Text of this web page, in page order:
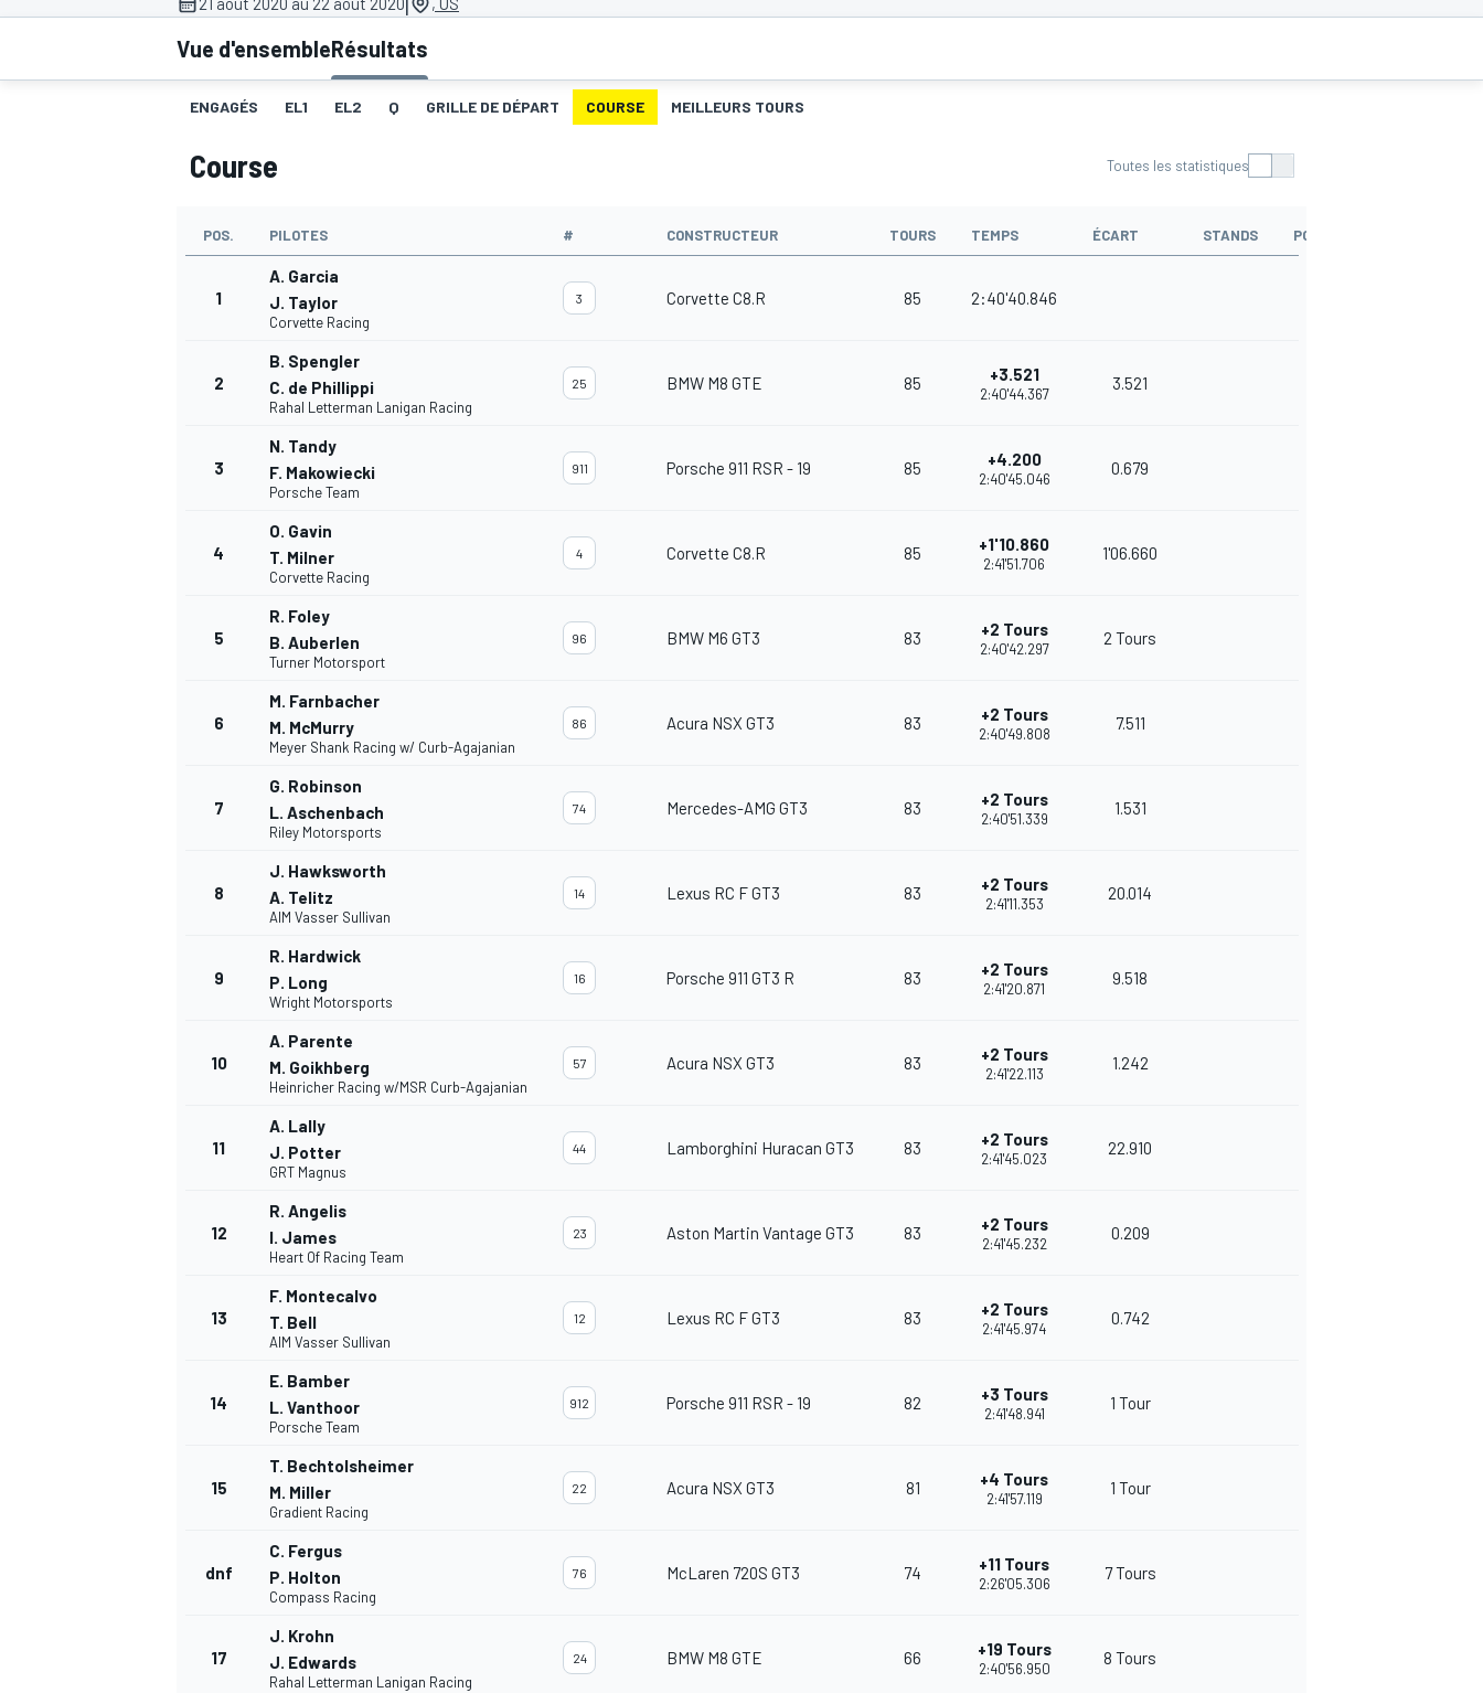
MOTOGP
Vue d'ensembleRésultats
ENGAGÉS EL1 EL2 Q GRILLE DE DÉPART COURSE MEILLEURS TOURS
Course Toutes les statistiques
POS. PILOTES # CONSTRUCTEUR TOURS TEMPS ÉCART STANDS POINTS
1
A. Garcia
J. Taylor
Corvette Racing
3 Corvette C8.R 85 2:40'40.846
2
B. Spengler
C. de Phillippi
Rahal Letterman Lanigan Racing
25 BMW M8 GTE 85 +3.521
2:40'44.367
3.521
3
N. Tandy
F. Makowiecki
Porsche Team
911 Porsche 911 RSR - 19 85 +4.200
2:40'45.046
0.679
4
O. Gavin
T. Milner
Corvette Racing
4 Corvette C8.R 85 +1'10.860
2:41'51.706
1'06.660
5
R. Foley
B. Auberlen
Turner Motorsport
96 BMW M6 GT3 83 +2 Tours
2:40'42.297
2 Tours
6
M. Farnbacher
M. McMurry
Meyer Shank Racing w/ Curb-Agajanian
86 Acura NSX GT3 83 +2 Tours
2:40'49.808
7.511
7
G. Robinson
L. Aschenbach
Riley Motorsports
74 Mercedes-AMG GT3 83 +2 Tours
2:40'51.339
1.531
8
J. Hawksworth
A. Telitz
AIM Vasser Sullivan
14 Lexus RC F GT3 83 +2 Tours
2:41'11.353
20.014
9
R. Hardwick
P. Long
Wright Motorsports
16 Porsche 911 GT3 R 83 +2 Tours
2:41'20.871
9.518
10
A. Parente
M. Goikhberg
Heinricher Racing w/MSR Curb-Agajanian
57 Acura NSX GT3 83 +2 Tours
2:41'22.113
1.242
11
A. Lally
J. Potter
GRT Magnus
44 Lamborghini Huracan GT3 83 +2 Tours
2:41'45.023
22.910
12
R. Angelis
I. James
Heart Of Racing Team
23 Aston Martin Vantage GT3 83 +2 Tours
2:41'45.232
0.209
13
F. Montecalvo
T. Bell
AIM Vasser Sullivan
12 Lexus RC F GT3 83 +2 Tours
2:41'45.974
0.742
14
E. Bamber
L. Vanthoor
Porsche Team
912 Porsche 911 RSR - 19 82 +3 Tours
2:41'48.941
1 Tour
15
T. Bechtolsheimer
M. Miller
Gradient Racing
22 Acura NSX GT3 81 +4 Tours
2:41'57.119
1 Tour
dnf
C. Fergus
P. Holton
Compass Racing
76 McLaren 720S GT3 74 +11 Tours
2:26'05.306
7 Tours
17
J. Krohn
J. Edwards
Rahal Letterman Lanigan Racing
24 BMW M8 GTE 66 +19 Tours
2:40'56.950
8 Tours